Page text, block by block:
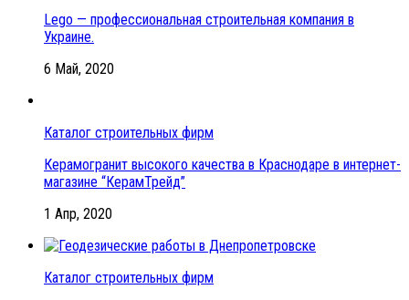
Lego — профессиональная строительная компания в
Украине.
6 Май, 2020
Каталог строительных фирм
Керамогранит высокого качества в Краснодаре в интернет-
магазине “КерамТрейд”
1 Апр, 2020
Каталог строительных фирм